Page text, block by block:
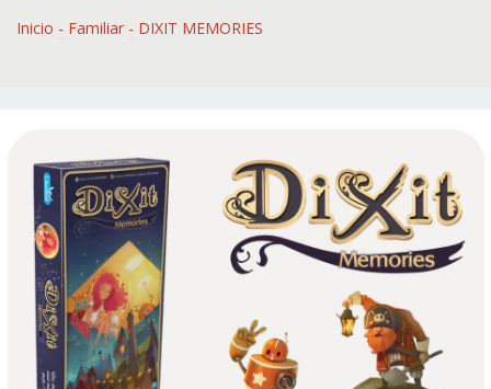
Inicio - Familiar - DIXIT MEMORIES